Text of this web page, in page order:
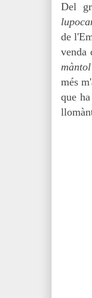
Del
de
venda
màntol
més
que